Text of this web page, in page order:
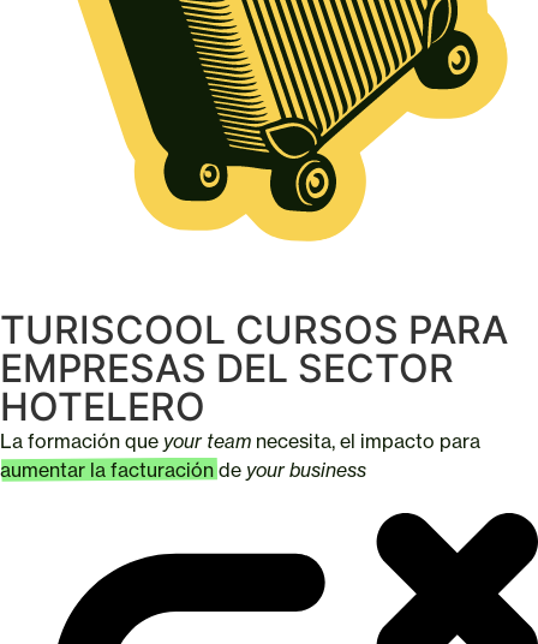
TURISCOOL CURSOS PARA
EMPRESAS DEL SECTOR
HOTELERO
La formación que your team necesita, el impacto para
aumentar la facturación de your business